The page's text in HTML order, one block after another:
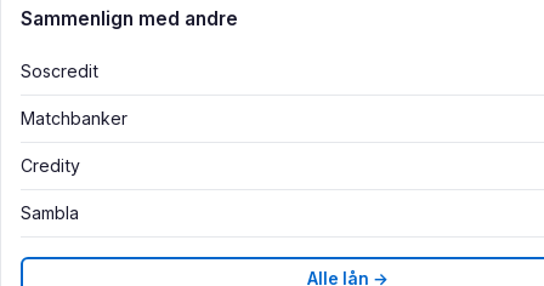
Sammenlign med andre
Soscredit
Matchbanker
Credity
Sambla
Alle lån →